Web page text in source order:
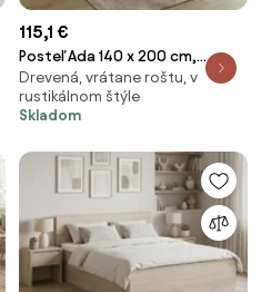
115,1 €
Posteľ Ada 140 x 200 cm,
borovica Rošt: S lamelovým
roštom, Matrac: Bez matraca
Drevená, vrátane roštu, v
rustikálnom štýle
Skladom